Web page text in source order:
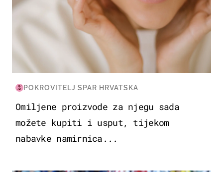
POKROVITELJ SPAR HRVATSKA
Omiljene proizvode za njegu sada
možete kupiti i usput, tijekom
nabavke namirnica...